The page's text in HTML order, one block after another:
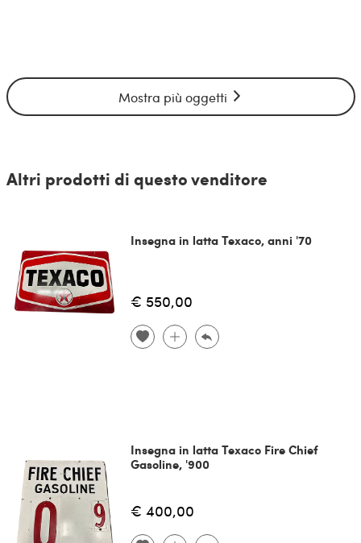
Mostra più oggetti
Altri prodotti di questo venditore
Insegna in latta Texaco, anni '70
€ 550,00
Insegna in latta Texaco Fire Chief
Gasoline, '900
€ 400,00